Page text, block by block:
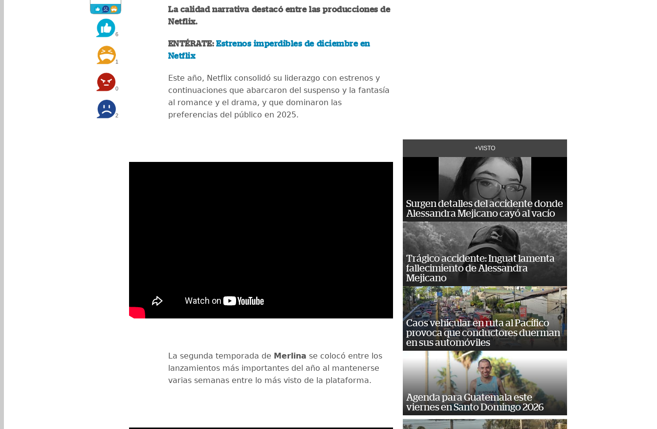
6
1
0
2
La calidad narrativa destacó entre las producciones de
Netflix.
ENTÉRATE:Estrenos imperdibles de diciembre en
Netflix
Este año, Netflix consolidó su liderazgo con estrenos y
continuaciones que abarcaron del suspenso y la fantasía
al romance y el drama, y que dominaron las
preferencias del público en 2025.
La segunda temporada de Merlina se colocó entre los
lanzamientos más importantes del año al mantenerse
varias semanas entre lo más visto de la plataforma.
+VISTO
Surgen detalles del accidente donde
Alessandra Mejicano cayó al vacío
Trágico accidente: Inguat lamenta
fallecimiento de Alessandra
Mejicano
Caos vehicular en ruta al Pacífico
provoca que conductores duerman
en sus automóviles
Agenda para Guatemala este
viernes en Santo Domingo 2026